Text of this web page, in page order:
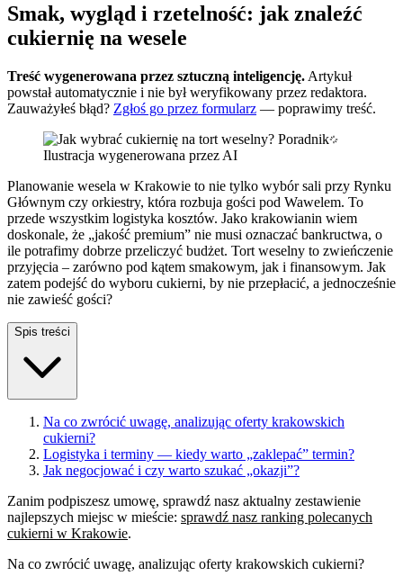
Smak, wygląd i rzetelność: jak znaleźć
cukiernię na wesele
Treść wygenerowana przez sztuczną inteligencję. Artykuł
powstał automatycznie i nie był weryfikowany przez redaktora.
Zauważyłeś błąd? Zgłoś go przez formularz — poprawimy treść.
Ilustracja wygenerowana przez AI
Planowanie wesela w Krakowie to nie tylko wybór sali przy Rynku
Głównym czy orkiestry, która rozbuja gości pod Wawelem. To
przede wszystkim logistyka kosztów. Jako krakowianin wiem
doskonale, że „jakość premium” nie musi oznaczać bankructwa, o
ile potrafimy dobrze przeliczyć budżet. Tort weselny to zwieńczenie
przyjęcia – zarówno pod kątem smakowym, jak i finansowym. Jak
zatem podejść do wyboru cukierni, by nie przepłacić, a jednocześnie
nie zawieść gości?
Spis treści
Na co zwrócić uwagę, analizując oferty krakowskich
cukierni?
Logistyka i terminy — kiedy warto „zaklepać” termin?
Jak negocjować i czy warto szukać „okazji”?
Zanim podpiszesz umowę, sprawdź nasz aktualny zestawienie
najlepszych miejsc w mieście: sprawdź nasz ranking polecanych
cukierni w Krakowie.
Na co zwrócić uwagę, analizując oferty krakowskich cukierni?